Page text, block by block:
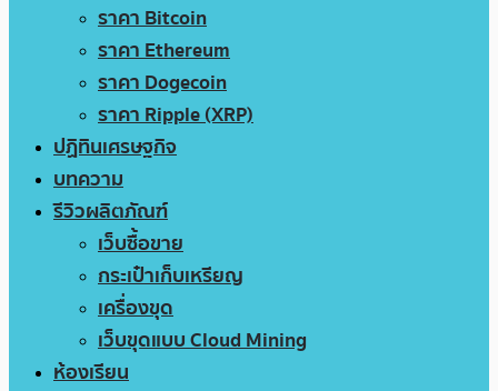
ราคา Bitcoin
ราคา Ethereum
ราคา Dogecoin
ราคา Ripple (XRP)
ปฏิทินเศรษฐกิจ
บทความ
รีวิวผลิตภัณฑ์
เว็บซื้อขาย
กระเป๋าเก็บเหรียญ
เครื่องขุด
เว็บขุดแบบ Cloud Mining
ห้องเรียน